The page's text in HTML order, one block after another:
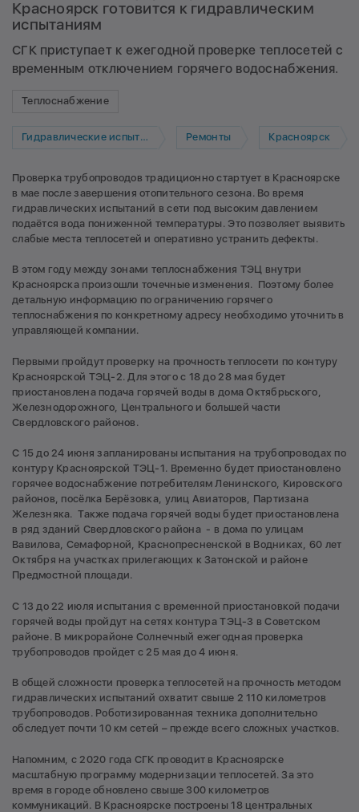
Красноярск готовится к гидравлическим
испытаниям
СГК приступает к ежегодной проверке теплосетей с
временным отключением горячего водоснабжения.
Теплоснабжение
Гидравлические испытания Ремонты Красноярск
Проверка трубопроводов традиционно стартует в Красноярске
в мае после завершения отопительного сезона. Во время
гидравлических испытаний в сети под высоким давлением
подаётся вода пониженной температуры. Это позволяет выявить
слабые места теплосетей и оперативно устранить дефекты.
В этом году между зонами теплоснабжения ТЭЦ внутри
Красноярска произошли точечные изменения. Поэтому более
детальную информацию по ограничению горячего
теплоснабжения по конкретному адресу необходимо уточнить в
управляющей компании.
Первыми пройдут проверку на прочность теплосети по контуру
Красноярской ТЭЦ-2. Для этого с 18 до 28 мая будет
приостановлена подача горячей воды в дома Октябрьского,
Железнодорожного, Центрального и большей части
Свердловского районов.
С 15 до 24 июня запланированы испытания на трубопроводах по
контуру Красноярской ТЭЦ-1. Временно будет приостановлено
горячее водоснабжение потребителям Ленинского, Кировского
районов, посёлка Берёзовка, улиц Авиаторов, Партизана
Железняка. Также подача горячей воды будет приостановлена
в ряд зданий Свердловского района - в дома по улицам
Вавилова, Семафорной, Краснопресненской в Водниках, 60 лет
Октября на участках прилегающих к Затонской и районе
Предмостной площади.
С 13 до 22 июля испытания с временной приостановкой подачи
горячей воды пройдут на сетях контура ТЭЦ-3 в Советском
районе. В микрорайоне Солнечный ежегодная проверка
трубопроводов пройдет с 25 мая до 4 июня.
В общей сложности проверка теплосетей на прочность методом
гидравлических испытаний охватит свыше 2 110 километров
трубопроводов. Роботизированная техника дополнительно
обследует почти 10 км сетей – прежде всего сложных участков.
Напомним, с 2020 года СГК проводит в Красноярске
масштабную программу модернизации теплосетей. За это
время в городе обновлено свыше 300 километров
коммуникаций. В Красноярске построены 18 центральных